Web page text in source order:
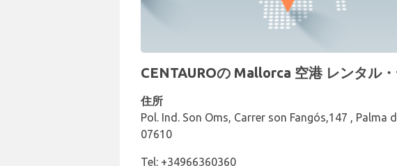
CENTAUROの Mallorca 空港 レンタル
住所
Pol. Ind. Son Oms, Carrer son Fangós,147 , Palma
07610
Tel: +34966360360